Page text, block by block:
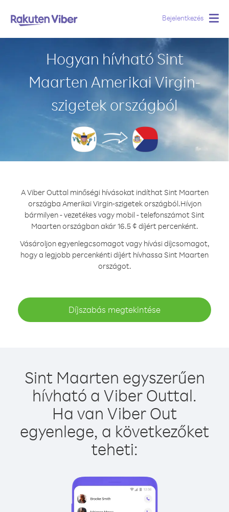
Bejelentkezés
Hogyan hívható Sint
Maarten Amerikai Virgin-
szigetek országból
A Viber Outtal minőségi hívásokat indíthat Sint Maarten
országba Amerikai Virgin-szigetek országból.Hívjon
bármilyen - vezetékes vagy mobil - telefonszámot Sint
Maarten országban akár 16.5 ¢ díjért percenként.
Vásároljon egyenlegcsomagot vagy hívási díjcsomagot,
hogy a legjobb percenkénti díjért hívhassa Sint Maarten
országot.
Díjszabás megtekintése
Sint Maarten egyszerűen
hívható a Viber Outtal.
Ha van Viber Out
egyenlege, a következőket
teheti: